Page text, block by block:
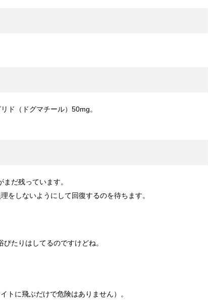
ド（ドグマチール）50mg。
だ残っています。
をしないようにして回復するのを待ちます。
たりはしてるのですけどね。
トに飛ぶだけで危険はありません）。